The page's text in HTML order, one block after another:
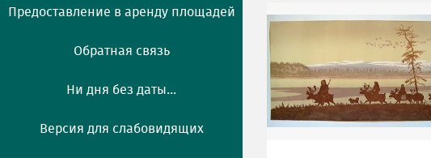
Предоставление в аренду площадей
Обратная связь
Ни дня без даты...
Версия для слабовидящих